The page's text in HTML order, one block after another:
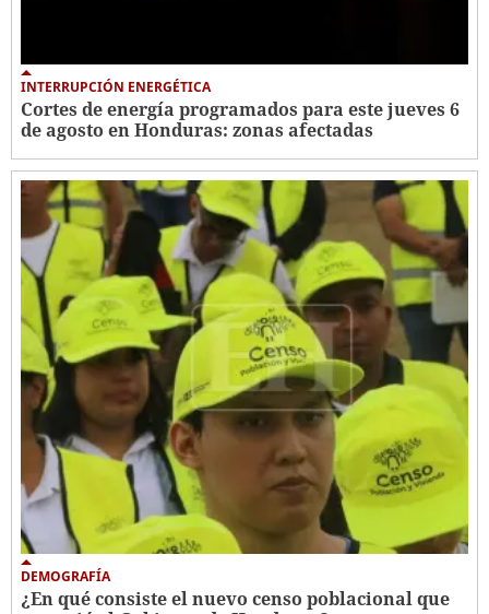
INTERRUPCIÓN ENERGÉTICA
Cortes de energía programados para este jueves 6
de agosto en Honduras: zonas afectadas
DEMOGRAFÍA
¿En qué consiste el nuevo censo poblacional que